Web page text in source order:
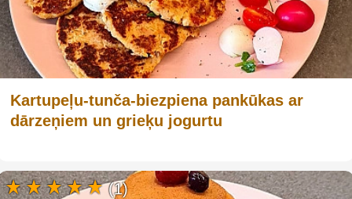
Kartupeļu-tunča-biezpiena pankūkas ar
dārzeņiem un grieķu jogurtu
(1)